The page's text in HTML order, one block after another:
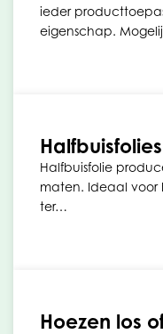
ieder
eigenschap.
Halfbuisfolies
Halfbuisfolie
maten. Ideaal voor
ter…
Hoezen los